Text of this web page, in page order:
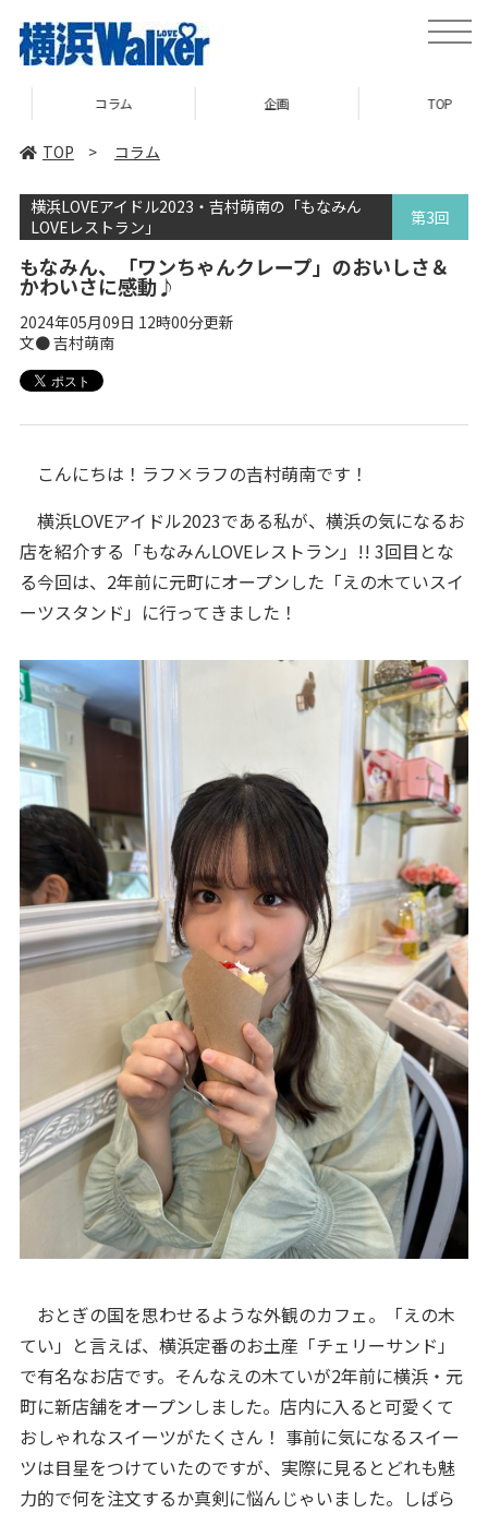
toggle
コラム
TOP > コラム
横浜LOVEアイドル2023・吉村萌南の「もなみん
LOVEレストラン」
第3回
もなみん、「ワンちゃんクレープ」のおいしさ＆
かわいさに感動♪
2024年05月09日 12時00分更新
文● 吉村萌南
こんにちは！ラフ×ラフの吉村萌南です！
横浜LOVEアイドル2023である私が、横浜の気になるお
店を紹介する「もなみんLOVEレストラン」!! 3回目とな
る今回は、2年前に元町にオープンした「えの木ていスイ
ーツスタンド」に行ってきました！
おとぎの国を思わせるような外観のカフェ。「えの木
てい」と言えば、横浜定番のお土産「チェリーサンド」
で有名なお店です。そんなえの木ていが2年前に横浜・元
町に新店舗をオープンしました。店内に入ると可愛くて
おしゃれなスイーツがたくさん！ 事前に気になるスイー
ツは目星をつけていたのですが、実際に見るとどれも魅
力的で何を注文するか真剣に悩んじゃいました。しばら